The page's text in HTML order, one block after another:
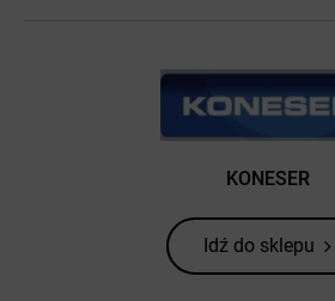
KONESER
Idź do sklepu